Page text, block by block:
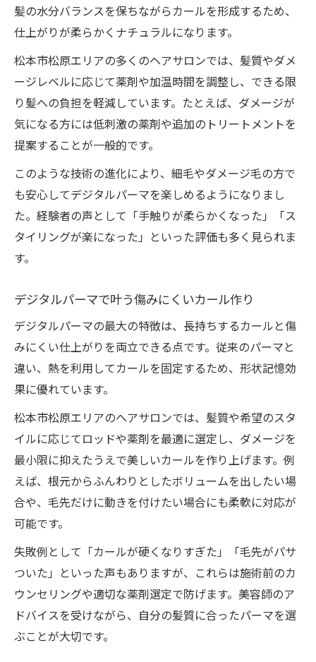
髪の水分バランスを保ちながらカールを形成するため、
仕上がりが柔らかくナチュラルになります。
松本市松原エリアの多くのヘアサロンでは、髪質やダメ
ージレベルに応じて薬剤や加温時間を調整し、できる限
り髪への負担を軽減しています。たとえば、ダメージが
気になる方には低刺激の薬剤や追加のトリートメントを
提案することが一般的です。
このような技術の進化により、細毛やダメージ毛の方で
も安心してデジタルパーマを楽しめるようになりまし
た。経験者の声として「手触りが柔らかくなった」「ス
タイリングが楽になった」といった評価も多く見られま
す。
デジタルパーマで叶う傷みにくいカール作り
デジタルパーマの最大の特徴は、長持ちするカールと傷
みにくい仕上がりを両立できる点です。従来のパーマと
違い、熱を利用してカールを固定するため、形状記憶効
果に優れています。
松本市松原エリアのヘアサロンでは、髪質や希望のスタ
イルに応じてロッドや薬剤を最適に選定し、ダメージを
最小限に抑えたうえで美しいカールを作り上げます。例
えば、根元からふんわりとしたボリュームを出したい場
合や、毛先だけに動きを付けたい場合にも柔軟に対応が
可能です。
失敗例として「カールが硬くなりすぎた」「毛先がパサ
ついた」といった声もありますが、これらは施術前のカ
ウンセリングや適切な薬剤選定で防げます。美容師のア
ドバイスを受けながら、自分の髪質に合ったパーマを選
ぶことが大切です。